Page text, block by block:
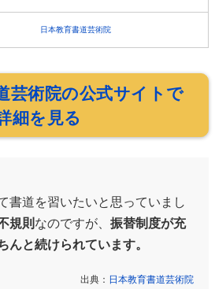
日本教育書道芸術院
芸術院の公式サイトで
細を見る
書道を習いたいと思っていまし
規則なのですが、 振替制度が充
んと続けられています。
出典： 日本教育書道芸術院